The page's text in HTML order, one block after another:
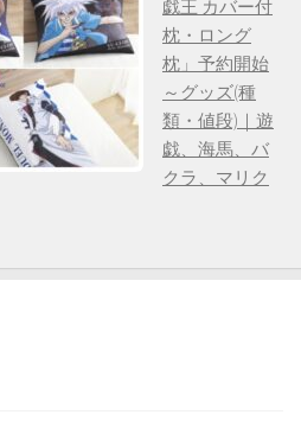
戯王 カバー付
枕・ロング
枕」予約開始
～グッズ(種
類・値段)｜遊
戯、海馬、バ
クラ、マリク